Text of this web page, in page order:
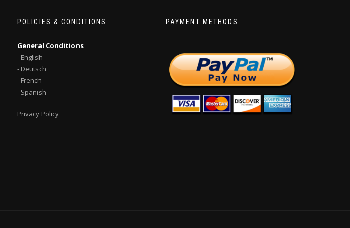
POLICIES & CONDITIONS
General Conditions
- English
- Deutsch
- French
- Spanish
Privacy Policy
PAYMENT METHODS